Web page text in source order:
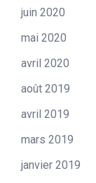
juin 2020
mai 2020
avril 2020
août 2019
avril 2019
mars 2019
janvier 2019